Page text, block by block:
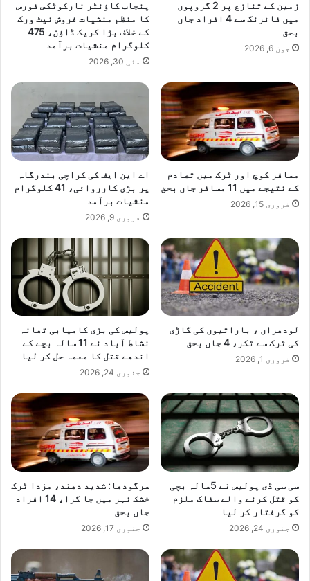
ن
ل
ا
و
س
ن
ی
ن
ا
ت
ر
ف
ئ
ن
ل
م
ی
ں
پ
ہ
ن
ئ
ے
ں
ک
و
ف
غ
د
ے
ر
ہ
ہ
:
و
ب
ا
ئ
ی
و
ز
ی
ر
ا
ن
س
پ
و
ر
ٹ
ب
ل
ا
ا
ک
زمین کے تنازع پر 2 گروپوں
میں فائرنگ سے 4 افراد جاں
بحق
جون 6, 2026
پنجاب کاؤنٹر نارکوٹکس فورس
کا منظم منشیات فروش نیٹ ورک
کے خلاف بڑا کریک ڈاؤن، 475
کلوگرام منشیات برآمد
مئی 30, 2026
مسافر کوچ اور ٹرک میں تصادم
کے نتیجے میں 11 مسافر جاں بحق
فروری 15, 2026
اے این ایف کی کراچی بندرگاہ
پر بڑی کارروائی، 41 کلوگرام
منشیات برآمد
فروری 9, 2026
لودھراں ، باراتیوں کی گاڑی
کی ٹرک سے ٹکر، 4 جاں بحق
فروری 1, 2026
پولیس کی بڑی کامیابی تھانہ
نشاط آباد نے 11 سالہ بچے کے
اندھے قتل کا معمہ حل کر لیا
جنوری 24, 2026
سی سی ڈی پولیس نے 5سالہ بچی
کو قتل کرنے والے سفاک ملزم
کو گرفتار کر لیا
جنوری 24, 2026
سرگودھا: شدید دھند، مزدا ٹرک
خشک نہر میں جا گرا، 14 افراد
جاں بحق
جنوری 17, 2026